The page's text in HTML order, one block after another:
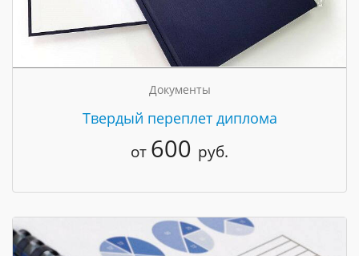
Документы
Твердый переплет диплома
от 600 руб.